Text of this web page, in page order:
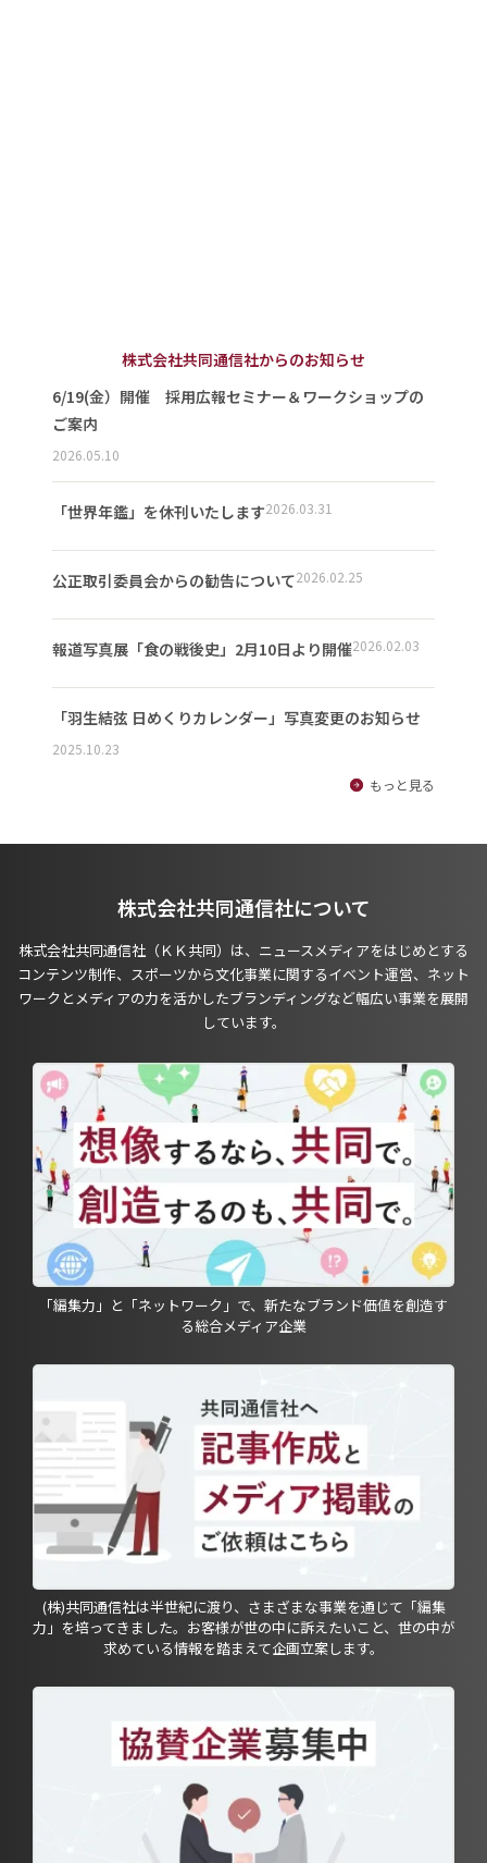
株式会社共同通信社からのお知らせ
6/19(金）開催 採用広報セミナー＆ワークショップの
ご案内
2026.05.10
「世界年鑑」を休刊いたします2026.03.31
公正取引委員会からの勧告について2026.02.25
報道写真展「食の戦後史」2月10日より開催2026.02.03
「羽生結弦 日めくりカレンダー」写真変更のお知らせ
2025.10.23
もっと見る
株式会社共同通信社について
株式会社共同通信社（ＫＫ共同）は、ニュースメディアをはじめとする
コンテンツ制作、スポーツから文化事業に関するイベント運営、ネット
ワークとメディアの力を活かしたブランディングなど幅広い事業を展開
しています。
「編集力」と「ネットワーク」で、新たなブランド価値を創造す
る総合メディア企業
(株)共同通信社は半世紀に渡り、さまざまな事業を通じて「編集
力」を培ってきました。お客様が世の中に訴えたいこと、世の中が
求めている情報を踏まえて企画立案します。